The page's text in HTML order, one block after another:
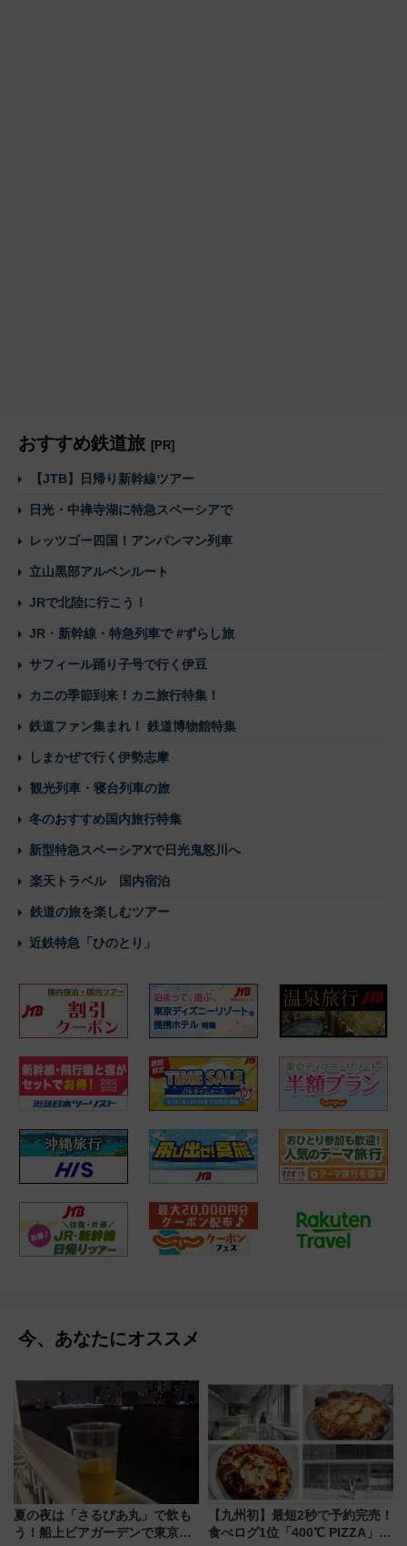
おすすめ鉄道旅 [PR]
【JTB】日帰り新幹線ツアー
日光・中禅寺湖に特急スペーシアで
レッツゴー四国！アンパンマン列車
立山黒部アルペンルート
JRで北陸に行こう！
JR・新幹線・特急列車で #ずらし旅
サフィール踊り子号で行く伊豆
カニの季節到来！カニ旅行特集！
鉄道ファン集まれ！ 鉄道博物館特集
しまかぜで行く伊勢志摩
観光列車・寝台列車の旅
冬のおすすめ国内旅行特集
新型特急スペーシアXで日光鬼怒川へ
楽天トラベル 国内宿泊
鉄道の旅を楽しむツアー
近鉄特急「ひのとり」
今、あなたにオススメ
夏の夜は「さるびあ丸」で飲も
う！船上ビアガーデンで東京湾
【九州初】最短2秒で予約完売！
食べログ1位「400℃ PIZZA」が